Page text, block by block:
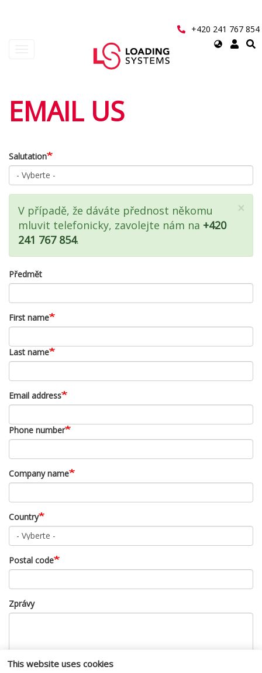
This website uses cookies
+420 241 767 854
Select
User
account
EMAIL US
Salutation
×
Zpráva
o
stavu
V případě, že dáváte přednost někomu
mluvit telefonicky, zavolejte nám na +420
241 767 854.
Předmět
First name
Last name
Email address
Phone number
Company name
Country
Postal code
Zprávy